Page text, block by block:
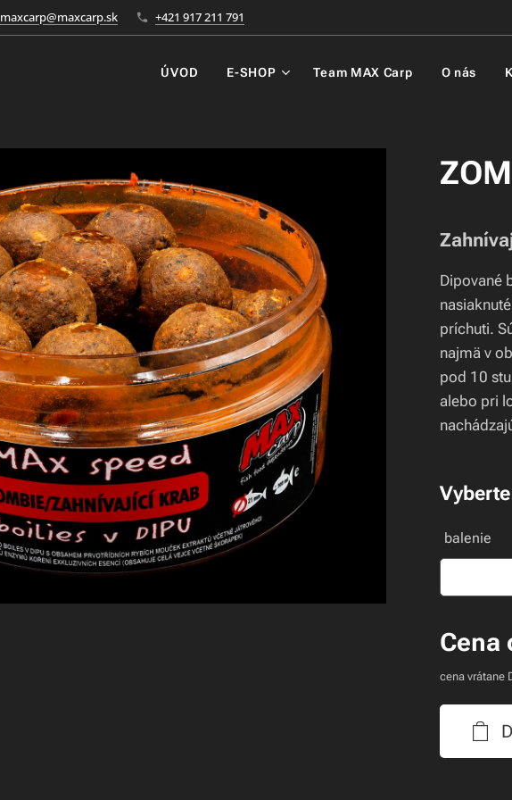
maxcarp@maxcarp.sk +421 917 211 791
ÚVOD E-SHOP Team MAX Carp O nás
Dipované
príchuti.
najmä v
pod 10
alebo pri
balenie
Cena
cena vrátane